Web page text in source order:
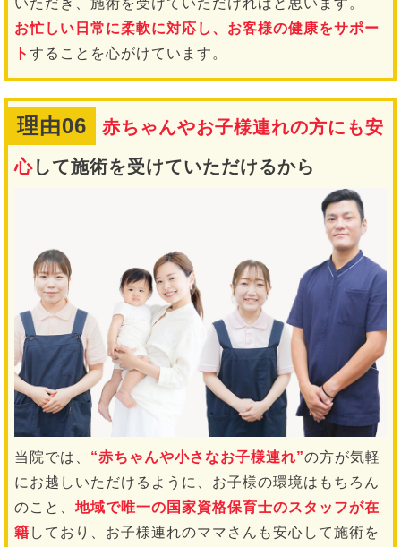
いただき、施術を受けていただければと思います。
お忙しい日常に柔軟に対応し、お客様の健康をサポー
ト することを心がけています。
理由06
赤ちゃんやお子様連れの方にも安
心して施術を受けていただけるから
当院では、 “赤ちゃんや小さなお子様連れ”の方が気軽
にお越しいただけるように、お子様の環境はもちろん
のこと、 地域で唯一の国家資格保育士のスタッフが在
籍 しており、お子様連れのママさんも安心して施術を